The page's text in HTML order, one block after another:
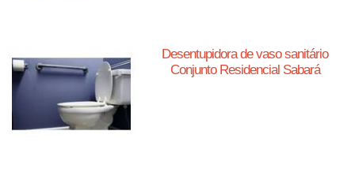
Desentupidora de vaso sanitário
Conjunto Residencial Sabará